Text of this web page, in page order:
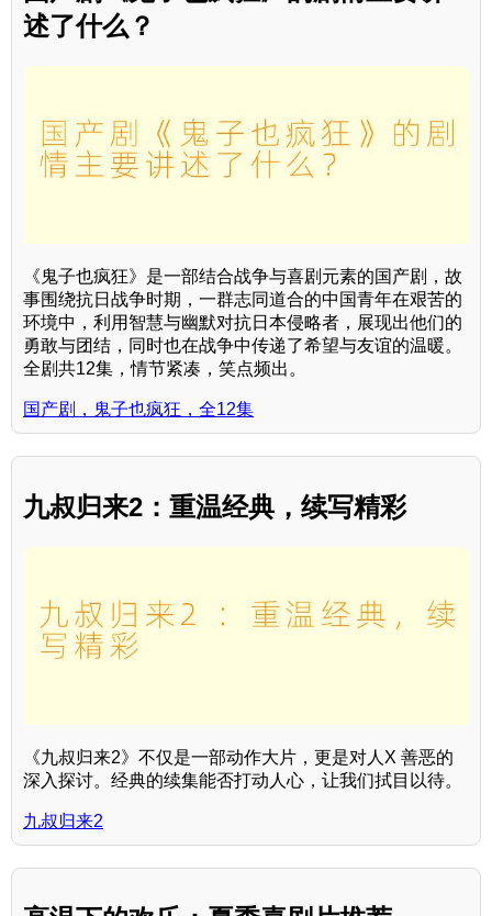
述了什么？
《鬼子也疯狂》是一部结合战争与喜剧元素的国产剧，故
事围绕抗日战争时期，一群志同道合的中国青年在艰苦的
环境中，利用智慧与幽默对抗日本侵略者，展现出他们的
勇敢与团结，同时也在战争中传递了希望与友谊的温暖。
全剧共12集，情节紧凑，笑点频出。
国产剧，鬼子也疯狂，全12集
九叔归来2：重温经典，续写精彩
《九叔归来2》不仅是一部动作大片，更是对人X 善恶的
深入探讨。经典的续集能否打动人心，让我们拭目以待。
九叔归来2